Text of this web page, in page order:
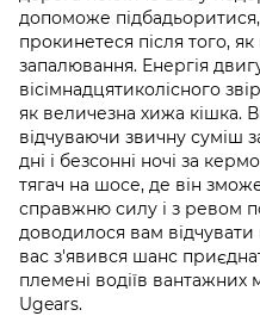
допоможе
прокинетеся після того,
запалювання. Енергія
вісімнадцятиколісного
як величезна хижа кішка.
відчуваючи звичну суміш
дні і безсонні ночі за
тягач на шосе, де він
справжню силу і з ревом
доводилося вам відчувати
вас з'явився шанс
племені водіїв вантажних
Ugears.